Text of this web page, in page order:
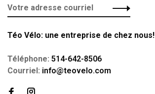
Téo Vélo: une entreprise de chez nous!
Téléphone: 514-642-8506
Courriel: info@teovelo.com